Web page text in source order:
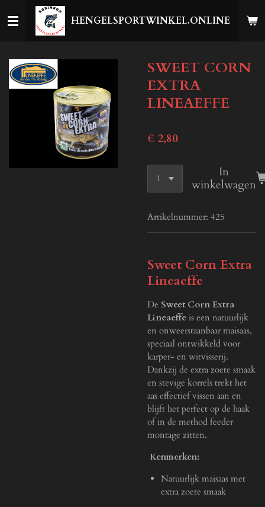
direct
hoofdinhoud
HENGELSPORTWINKEL.ONLINE
SWEET CORN
EXTRA
LINEAEFFE
€ 2,80
In
winkelwagen
Artikelnummer: 425
Sweet Corn Extra
Lineaeffe
De Sweet Corn Extra
Lineaeffe is een natuurlijk
en onweerstaanbaar maisaas,
speciaal ontwikkeld voor
karper- en witvisserij.
Dankzij de extra zoete smaak
en stevige korrels trekt het
aas effectief vissen aan en
blijft het perfect op de haak
of in de method feeder
montage zitten.
Kenmerken:
Natuurlijk maisaas met
extra zoete smaak